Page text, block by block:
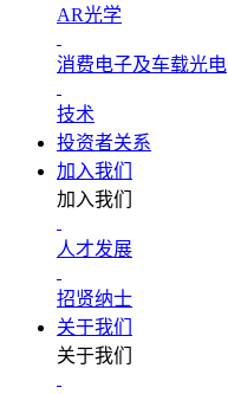
AR光学
消费电子及车载光电
技术
投资者关系
加入我们
加入我们
人才发展
招贤纳士
关于我们
关于我们